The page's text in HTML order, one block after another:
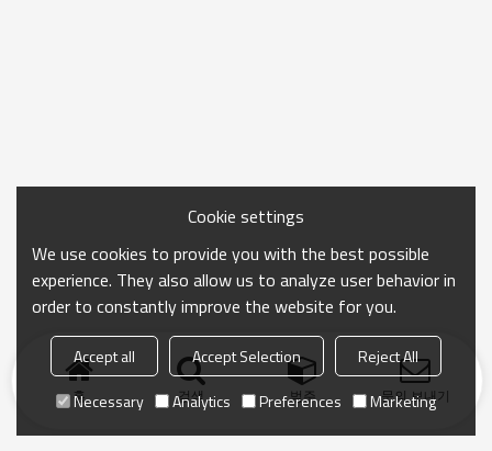
홈 검색 범주 문의 보내기
Cookie settings
We use cookies to provide you with the best possible
experience. They also allow us to analyze user behavior in
order to constantly improve the website for you.
Accept all Accept Selection
Reject All
Necessary
Analytics Preferences Marketing